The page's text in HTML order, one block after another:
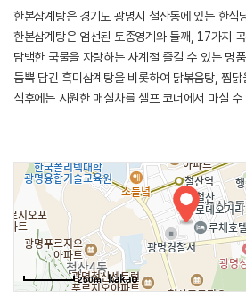
한본삼계탕은 경기도 광명시 철산동에 있는 한식
한본삼계탕은 엄선된 토종영계와 들깨, 17가지
담백한 국물을 자랑하는 사계절 즐길 수 있는 명
듬뿍 담긴 흑미삼계탕을 비롯하여 닭볶음탕, 찜
식후에는 시원한 매실차를 셀프 코너에서 마실
주차장에 주차할 수 있으며, 7호선 철산역 1번
맛집으로 소개되었다.
250m